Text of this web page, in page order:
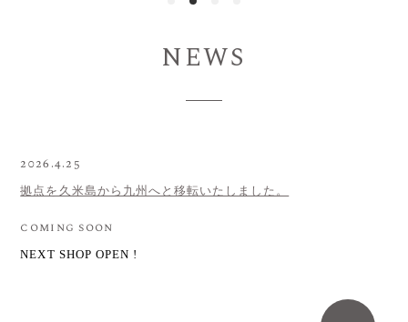
NEWS
2026.4.25
拠点を久米島から九州へと移転いたしました。
coming soon
NEXT SHOP OPEN !